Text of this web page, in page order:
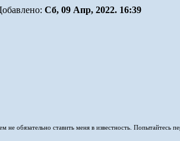
Сб, 09 Апр, 2022. 16:39
не обязательно ставить меня в известность. Попытайтесь